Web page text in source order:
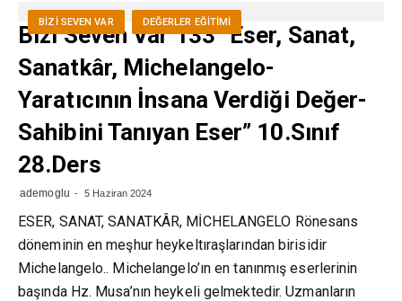
BIZI SEVEN VAR DEĞERLER EĞITIMI
Bizi Seven Var 133 “Eser, Sanat,
Sanatkâr, Michelangelo-
Yaratıcının İnsana Verdiği Değer-
Sahibini Tanıyan Eser” 10.Sınıf
28.Ders
ademoglu 5 Haziran 2024
ESER, SANAT, SANATKÂR, MİCHELANGELO Rönesans
döneminin en meşhur heykeltıraşlarından birisidir
Michelangelo.. Michelangelo’ın en tanınmış eserlerinin
başında Hz. Musa’nın heykeli gelmektedir. Uzmanların